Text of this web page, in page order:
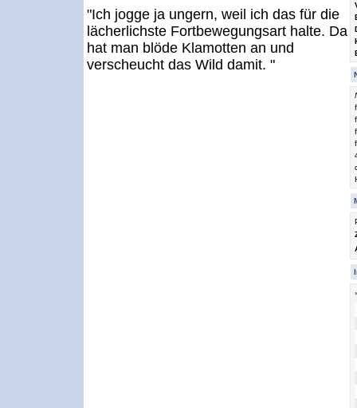
"Ich jogge ja ungern, weil ich das für die
lächerlichste Fortbewegungsart halte. Da
hat man blöde Klamotten an und
verscheucht das Wild damit. "